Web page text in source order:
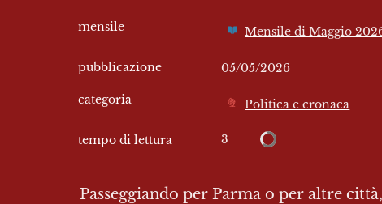
mensile Mensile di Maggio
pubblicazione 05/05/2026
categoria Politica e cronaca
tempo di lettura 3
Passeggiando per Parma o per altre